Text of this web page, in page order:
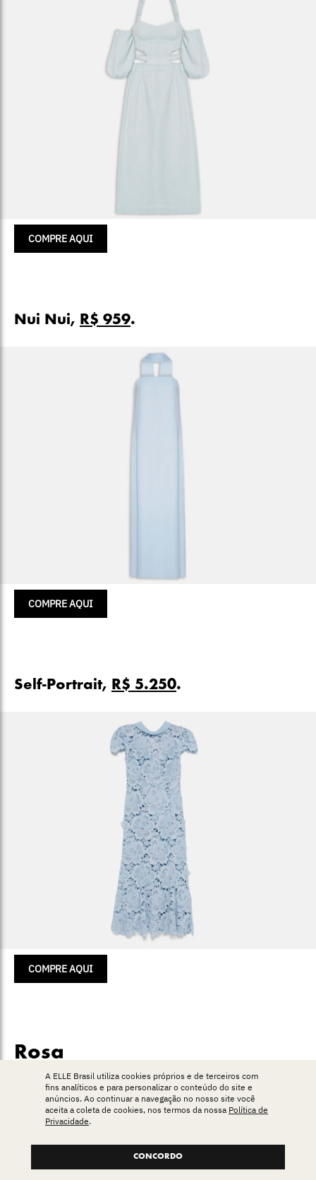
COMPRE AQUI
Nui Nui, R$ 959.
COMPRE AQUI
Self-Portrait, R$ 5.250.
COMPRE AQUI
Rosa
A ELLE Brasil utiliza cookies próprios e de terceiros com
fins analíticos e para personalizar o conteúdo do site e
anúncios. Ao continuar a navegação no nosso site você
aceita a coleta de cookies, nos termos da nossa Política de
Privacidade.
CONCORDO